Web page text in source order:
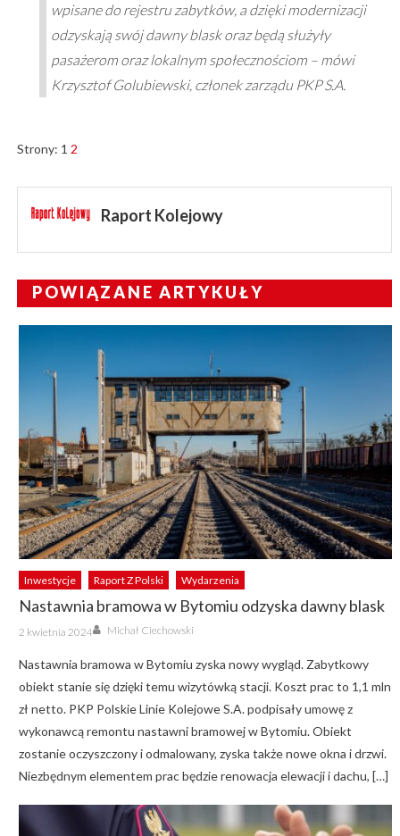
wpisane do rejestru zabytków, a dzięki modernizacji
odzyskają swój dawny blask oraz będą służyły
pasażerom oraz lokalnym społecznościom – mówi
Krzysztof Golubiewski, członek zarządu PKP S.A.
Strony: 1 2
Raport Kolejowy
POWIĄZANE ARTYKUŁY
Inwestycje Raport Z Polski Wydarzenia
Nastawnia bramowa w Bytomiu odzyska dawny blask
Posted
on
2 kwietnia 2024 Author
Michał Ciechowski
Nastawnia bramowa w Bytomiu zyska nowy wygląd. Zabytkowy
obiekt stanie się dzięki temu wizytówką stacji. Koszt prac to 1,1 mln
zł netto. PKP Polskie Linie Kolejowe S.A. podpisały umowę z
wykonawcą remontu nastawni bramowej w Bytomiu. Obiekt
zostanie oczyszczony i odmalowany, zyska także nowe okna i drzwi.
Niezbędnym elementem prac będzie renowacja elewacji i dachu, […]